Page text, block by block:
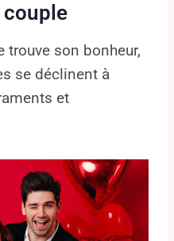
trouve son bonheur,
se déclinent à
et